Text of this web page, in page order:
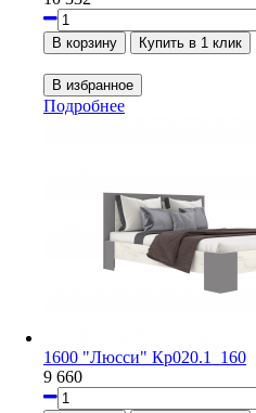
Подробнее
1600 "Люсси" Кр020.1_160
9 660